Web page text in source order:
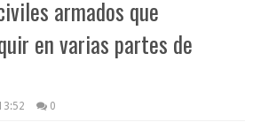
armados que
en varias partes de
0